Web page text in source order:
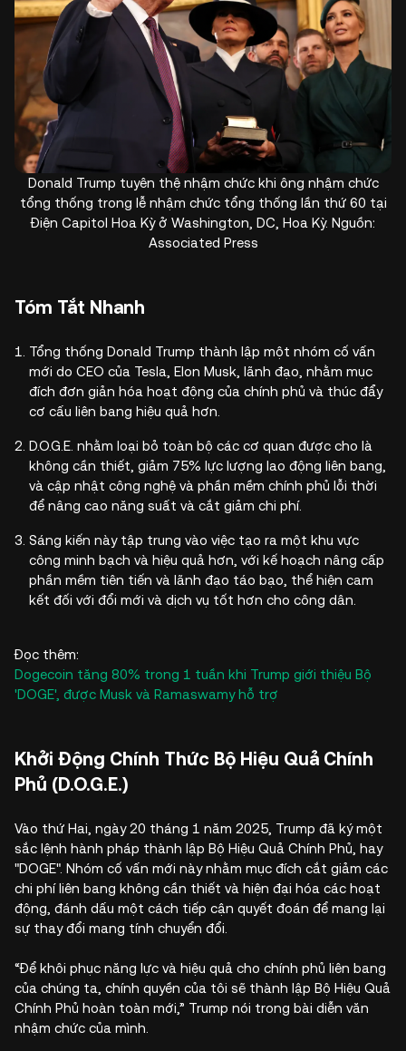
Donald Trump tuyên thệ nhậm chức khi ông nhậm chức
tổng thống trong lễ nhậm chức tổng thống lần thứ 60 tại
Điện Capitol Hoa Kỳ ở Washington, DC, Hoa Kỳ. Nguồn:
Associated Press
Tóm Tắt Nhanh
Tổng thống Donald Trump thành lập một nhóm cố vấn
mới do CEO của Tesla, Elon Musk, lãnh đạo, nhằm mục
đích đơn giản hóa hoạt động của chính phủ và thúc đẩy
cơ cấu liên bang hiệu quả hơn.
D.O.G.E. nhằm loại bỏ toàn bộ các cơ quan được cho là
không cần thiết, giảm 75% lực lượng lao động liên bang,
và cập nhật công nghệ và phần mềm chính phủ lỗi thời
để nâng cao năng suất và cắt giảm chi phí.
Sáng kiến này tập trung vào việc tạo ra một khu vực
công minh bạch và hiệu quả hơn, với kế hoạch nâng cấp
phần mềm tiên tiến và lãnh đạo táo bạo, thể hiện cam
kết đối với đổi mới và dịch vụ tốt hơn cho công dân.
Đọc thêm:
Dogecoin tăng 80% trong 1 tuần khi Trump giới thiệu Bộ
'DOGE', được Musk và Ramaswamy hỗ trợ
Khởi Động Chính Thức Bộ Hiệu Quả Chính
Phủ (D.O.G.E.)
Vào thứ Hai, ngày 20 tháng 1 năm 2025, Trump đã ký một
sắc lệnh hành pháp thành lập Bộ Hiệu Quả Chính Phủ, hay
"DOGE". Nhóm cố vấn mới này nhằm mục đích cắt giảm các
chi phí liên bang không cần thiết và hiện đại hóa các hoạt
động, đánh dấu một cách tiếp cận quyết đoán để mang lại
sự thay đổi mang tính chuyển đổi.
“Để khôi phục năng lực và hiệu quả cho chính phủ liên bang
của chúng ta, chính quyền của tôi sẽ thành lập Bộ Hiệu Quả
Chính Phủ hoàn toàn mới,” Trump nói trong bài diễn văn
nhậm chức của mình.